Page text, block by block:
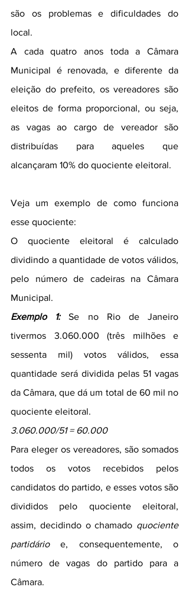
são os problemas e dificuldades do
local.
A cada quatro anos toda a Câmara
Municipal é renovada, e diferente da
eleição do prefeito, os vereadores são
eleitos de forma proporcional, ou seja,
as vagas ao cargo de vereador são
distribuídas para aqueles que
alcançaram 10% do quociente eleitoral.
Veja um exemplo de como funciona
esse quociente:
O quociente eleitoral é calculado
dividindo a quantidade de votos válidos,
pelo número de cadeiras na Câmara
Municipal.
Exemplo 1: Se no Rio de Janeiro
tivermos 3.060.000 (três milhões e
sessenta mil) votos válidos, essa
quantidade será dividida pelas 51 vagas
da Câmara, que dá um total de 60 mil no
quociente eleitoral.
3.060.000/51 = 60.000
Para eleger os vereadores, são somados
todos os votos recebidos pelos
candidatos do partido, e esses votos são
divididos pelo quociente eleitoral,
assim, decidindo o chamado quociente
partidário e, consequentemente, o
número de vagas do partido para a
Câmara.